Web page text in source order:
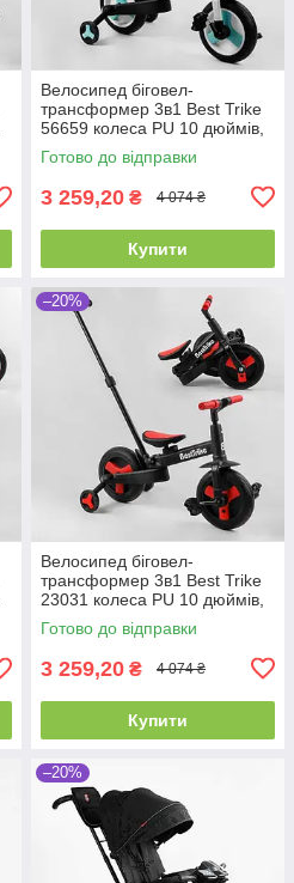
Велосипед біговел-
трансформер 3в1 Best Trike
56659 колеса PU 10 дюймів,
з батьківською ручкою, знімні
педалі
Готово до відправки
3 259,20 ₴ 4 074 ₴
Купити
–20%
Велосипед біговел-
трансформер 3в1 Best Trike
23031 колеса PU 10 дюймів,
з батьківською ручкою, знімні
педалі
Готово до відправки
3 259,20 ₴ 4 074 ₴
Купити
–20%